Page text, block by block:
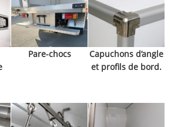
Pare-chocs
Capuchons d’angle
et profils de bord.